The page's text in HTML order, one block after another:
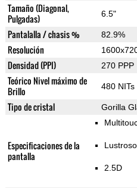
Tamaño (Diagonal,
Pulgadas)
6.5"
Pantalalla / chasis % 82.9%
Resolución
Densidad (PPI) 270 PPP
Teórico Nivel máximo de
Brillo
480 NITs
Tipo de cristal Gorilla
Especificaciones de la
pantalla
Lustroso
2.5D